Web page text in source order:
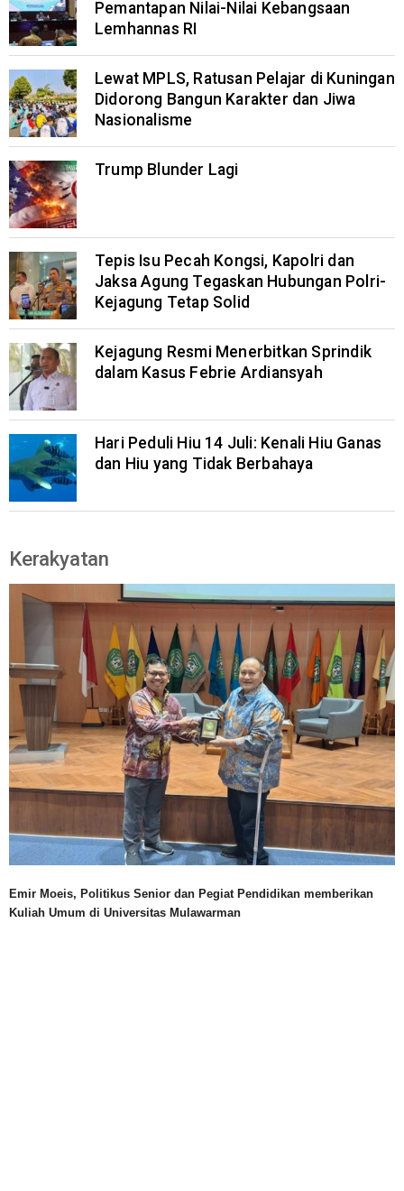
Pemantapan Nilai-Nilai Kebangsaan
Lemhannas RI
Lewat MPLS, Ratusan Pelajar di Kuningan
Didorong Bangun Karakter dan Jiwa
Nasionalisme
Trump Blunder Lagi
Tepis Isu Pecah Kongsi, Kapolri dan
Jaksa Agung Tegaskan Hubungan Polri-
Kejagung Tetap Solid
Kejagung Resmi Menerbitkan Sprindik
dalam Kasus Febrie Ardiansyah
Hari Peduli Hiu 14 Juli: Kenali Hiu Ganas
dan Hiu yang Tidak Berbahaya
Kerakyatan
Emir Moeis, Politikus Senior dan Pegiat Pendidikan memberikan
Kuliah Umum di Universitas Mulawarman